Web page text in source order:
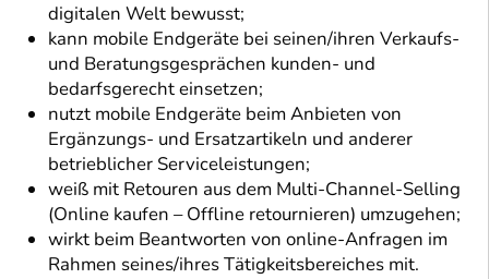
digitalen Welt bewusst;
kann mobile Endgeräte bei seinen/ihren Verkaufs-
und Beratungsgesprächen kunden- und
bedarfsgerecht einsetzen;
nutzt mobile Endgeräte beim Anbieten von
Ergänzungs- und Ersatzartikeln und anderer
betrieblicher Serviceleistungen;
weiß mit Retouren aus dem Multi-Channel-Selling
(Online kaufen – Offline retournieren) umzugehen;
wirkt beim Beantworten von online-Anfragen im
Rahmen seines/ihres Tätigkeitsbereiches mit.